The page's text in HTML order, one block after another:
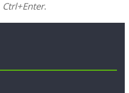
Ctrl+Enter.